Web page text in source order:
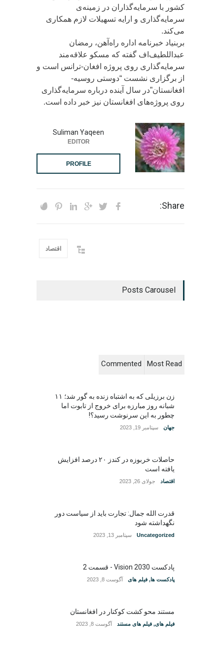
کشور با سرمایه‌گذاران در زمینه‌ی
سرمایه‌گذاری و ارایه تسهیلات لازم همکاری
می‌کند.
بربنیاد خبرنامه اداره راه‌آهن، رمضان
عبداللطیف‌اف گفته که مسکو علاقه‌مند
سرمایه‌گذاری روی پروژه افغان-ترانس است و
از برگزاری نشست “دوستی روسیه-
افغانستان”در سال آینده درباره سرمایه‌گذاری
روی پروژه‌های افغانستان نیز خبر داده است.
Suliman Yaqeen
EDITOR
PROFILE
Share:
اقتصاد
Posts Carousel
Most Read
Commented
زن برزیلی که به اشتباه زنده به گور شد؛ ۱۱
شبانه روز مبارزه برای خروج از تابوت اما
چطور به این سرنوشت رسید؟!
جهان سپتامبر 19, 2023
حاصلات خربوزه در کندز ۲۰ درصد افزایش
یافته است
اقتصاد جولای 26, 2023
قدرت الله جمال: تجارت باید از سیاست دور
نگهداشته شود
Uncategorized سپتامبر 13, 2023
پادکست Vision 2030 - قسمت 2
پادکست ها, فیلم های آگوست 8, 2023
مستند محو کشت کوکنار در افغانستان
فیلم های, فیلم های مستند آگوست 8, 2023